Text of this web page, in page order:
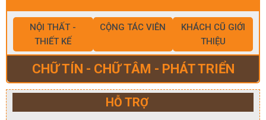
NỘI THẤT -
THIẾT KẾ
CỘNG TÁC VIÊN
KHÁCH CŨ GIỚI
THIỆU
CHỮ TÍN - CHỮ TÂM - PHÁT TRIỂN
HỖ TRỢ